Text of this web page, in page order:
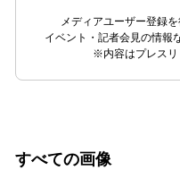
メディアユーザー登録
イベント・記者会見の情報
※内容はプレスリ
すべての画像